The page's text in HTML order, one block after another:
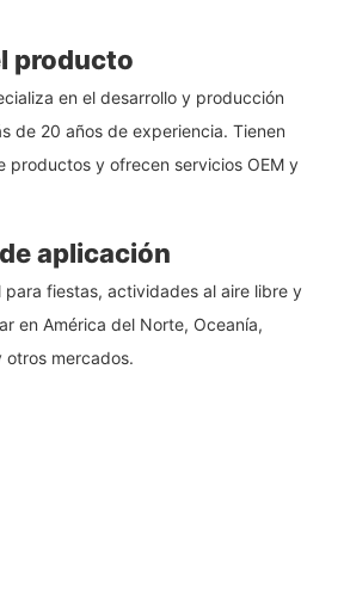
producto
en el desarrollo y producción
de 20 años de experiencia. Tienen
productos y ofrecen servicios OEM y
aplicación
para fiestas, actividades al aire libre y
en América del Norte, Oceanía,
otros mercados.